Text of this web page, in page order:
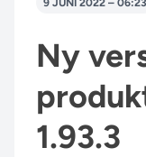
9 JUNI 2022 – 06:23
Ny
1.93.3